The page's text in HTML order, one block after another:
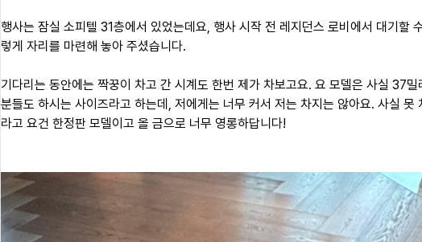
행사는 잠실 소피텔 31층에서 있었는데요, 행사 시작 전 레지던스 로비에서 대기할
렇게 자리를 마련해 놓아 주셨습니다.
기다리는 동안에는 짝꿍이 차고 간 시계도 한번 제가 차보고요. 요 모델은 사실 37밀
분들도 하시는 사이즈라고 하는데, 저에게는 너무 커서 저는 차지는 않아요. 사실 못
라고 요건 한정판 모델이고 올 금으로 너무 영롱하답니다!